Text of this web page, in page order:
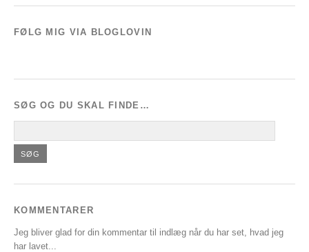
FØLG MIG VIA BLOGLOVIN
SØG OG DU SKAL FINDE…
KOMMENTARER
Jeg bliver glad for din kommentar til indlæg når du har set, hvad jeg
har lavet...